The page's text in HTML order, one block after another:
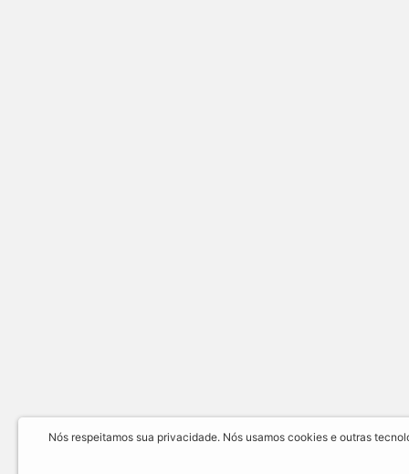
Nós respeitamos sua privacidade. Nós usamos cookies e outras